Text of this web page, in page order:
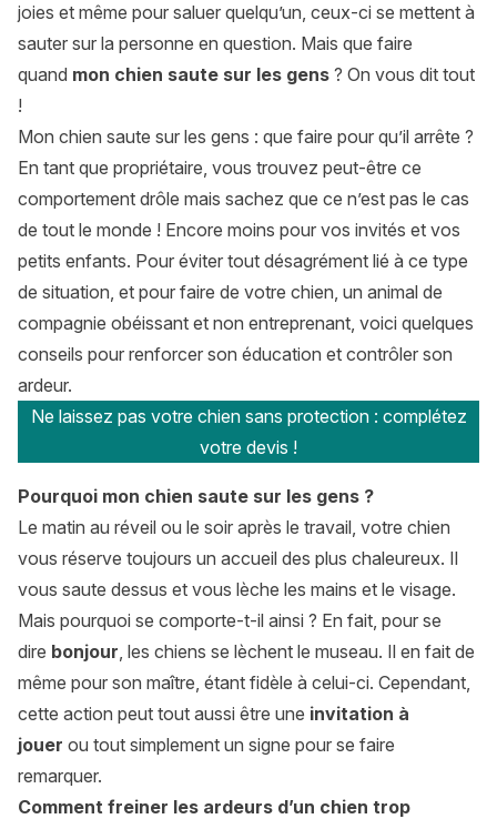
joies et même pour saluer quelqu’un, ceux-ci se mettent à
sauter sur la personne en question. Mais que faire
quand mon chien saute sur les gens ? On vous dit tout
!
Mon chien saute sur les gens : que faire pour qu’il arrête ?
En tant que propriétaire, vous trouvez peut-être ce
comportement drôle mais sachez que ce n’est pas le cas
de tout le monde ! Encore moins pour vos invités et vos
petits enfants. Pour éviter tout désagrément lié à ce type
de situation, et pour faire de votre chien, un animal de
compagnie obéissant et non entreprenant, voici quelques
conseils pour renforcer son éducation et contrôler son
ardeur.
Ne laissez pas votre chien sans protection : complétez
votre devis !
Pourquoi mon chien saute sur les gens ?
Le matin au réveil ou le soir après le travail, votre chien
vous réserve toujours un accueil des plus chaleureux. Il
vous saute dessus et vous lèche les mains et le visage.
Mais pourquoi se comporte-t-il ainsi ? En fait, pour se
dire bonjour, les chiens se lèchent le museau. Il en fait de
même pour son maître, étant fidèle à celui-ci. Cependant,
cette action peut tout aussi être une invitation à
jouer ou tout simplement un signe pour se faire
remarquer.
Comment freiner les ardeurs d’un chien trop